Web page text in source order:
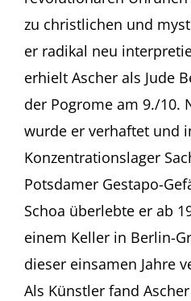
zu christlichen und
er radikal neu
erhielt Ascher als Jude
der Pogrome am 9./10.
wurde er verhaftet und
Konzentrationslager
Potsdamer Gestapo-
Schoa überlebte er ab
einem Keller in Berlin-
dieser einsamen Jahre
Als Künstler fand